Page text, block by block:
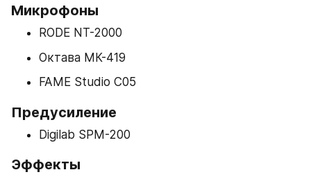
Микрофоны
RODE NT-2000
Октава МК-419
FAME Studio C05
Предусиление
Digilab SPM-200
Эффекты